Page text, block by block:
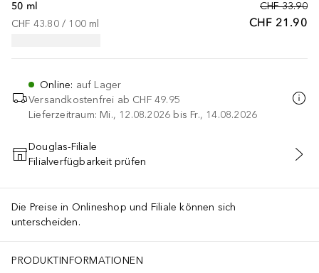
CHF 33.90
CHF 21.90
50 ml
CHF 43.80 / 100 ml
Online: auf Lager
Versandkostenfrei ab CHF 49.95
Lieferzeitraum: Mi., 12.08.2026 bis Fr., 14.08.2026
IN DEN WARENKORB
Douglas-Filiale
Filialverfügbarkeit prüfen
Die Preise in Onlineshop und Filiale können sich
unterscheiden.
PRODUKTINFORMATIONEN